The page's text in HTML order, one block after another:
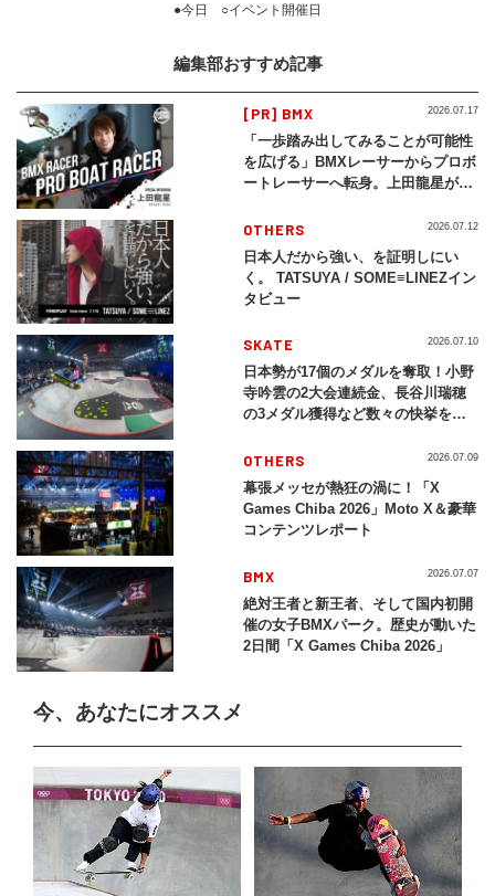
●今日 ○イベント開催日
編集部おすすめ記事
[PR] BMX
「一歩踏み出してみることが可能性
を広げる」BMXレーサーからプロボ
ートレーサーへ転身。上田龍星が体
2026.07.17
OTHERS
日本人だから強い、を証明しにい
く。 TATSUYA / SOME≡LINEZイン
タビュー
2026.07.12
SKATE
日本勢が17個のメダルを奪取！小野
寺吟雲の2大会連続金、長谷川瑞穂
の3メダル獲得など数々の快挙をプ
2026」
2026.07.10
OTHERS
幕張メッセが熱狂の渦に！「X
Games Chiba 2026」Moto X＆豪華
コンテンツレポート
2026.07.09
BMX
絶対王者と新王者、そして国内初開
催の女子BMXパーク。歴史が動いた
2日間「X Games Chiba 2026」
2026.07.07
今、あなたにオススメ